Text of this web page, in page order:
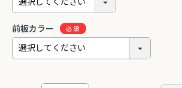
前板カラー